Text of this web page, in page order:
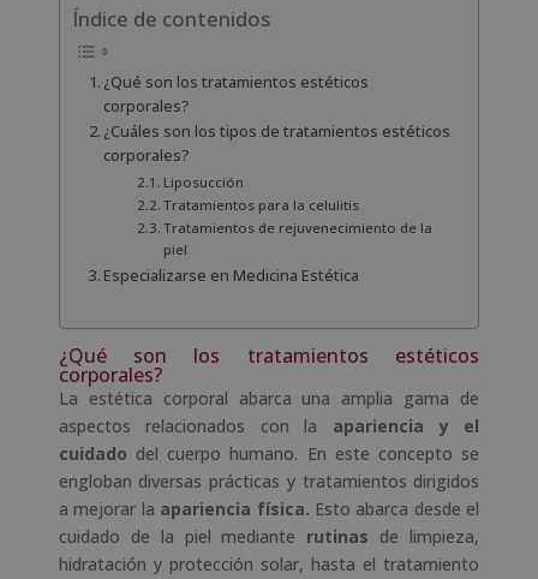
Índice de contenidos
¿Qué son los tratamientos estéticos
corporales?
¿Cuáles son los tipos de tratamientos estéticos
corporales?
Liposucción
Tratamientos para la celulitis
Tratamientos de rejuvenecimiento de la
piel
Especializarse en Medicina Estética
¿Qué son los tratamientos estéticos
corporales?
La estética corporal abarca una amplia gama de
aspectos relacionados con la apariencia y el
cuidado del cuerpo humano. En este concepto se
engloban diversas prácticas y tratamientos dirigidos
a mejorar la apariencia física. Esto abarca desde el
cuidado de la piel mediante rutinas de limpieza,
hidratación y protección solar, hasta el tratamiento